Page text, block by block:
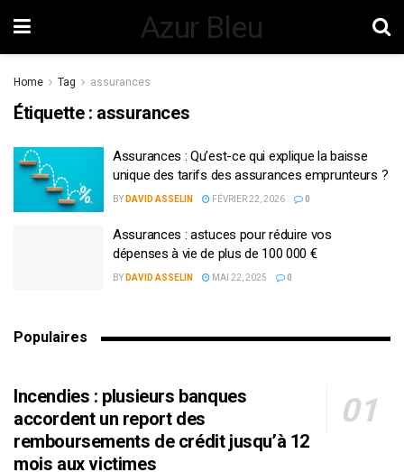
Azur Bleu
Home Tag assurances
Étiquette : assurances
Assurances : Qu’est-ce qui explique la baisse
unique des tarifs des assurances emprunteurs ?
BY DAVID ASSELIN FÉVRIER 22, 2026 0
Assurances : astuces pour réduire vos
dépenses à vie de plus de 100 000 €
BY DAVID ASSELIN MAI 22, 2025 0
Populaires
Incendies : plusieurs banques
accordent un report des
remboursements de crédit jusqu’à 12
mois aux victimes